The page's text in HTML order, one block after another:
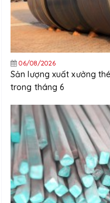
06/08/2026
Sản lượng xuất xưởng
trong tháng 6